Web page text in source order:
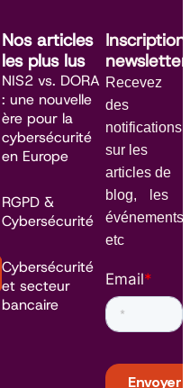
Nos articles
les plus lus
NIS2 vs. DORA
: une nouvelle
ère pour la
cybersécurité
en Europe
RGPD &
Cybersécurité
Cybersécurité
et secteur
bancaire
Inscription
newsletter
Recevez
des
notifications
sur les
articles de
blog, les
événements
etc
Email*